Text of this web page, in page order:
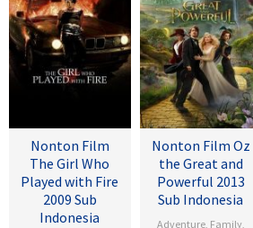
Nonton Film
The Girl Who
Played with Fire
2009 Sub
Indonesia
Nonton Film Oz
the Great and
Powerful 2013
Sub Indonesia
Adventure, Family,